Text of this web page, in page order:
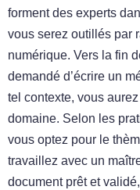
forment des experts
vous serez outillés par
numérique. Vers la fin
demandé d’écrire un
tel contexte, vous
domaine. Selon les
vous optez pour le
travaillez avec un
document prêt et